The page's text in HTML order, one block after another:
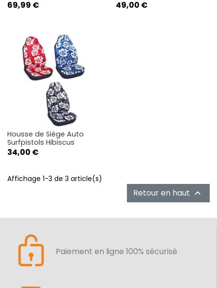
Prix
69,99 € Prix
49,00 €
Housse de Siège Auto
Surfpistols Hibiscus
Prix
34,00 €
Affichage 1-3 de 3 article(s)
Retour en haut 
Paiement en ligne 100% sécurisé